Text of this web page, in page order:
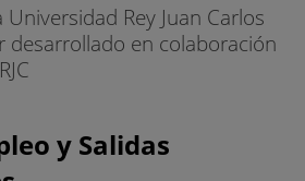
Rey Juan Carlos
desarrollado en colaboración
y Salidas